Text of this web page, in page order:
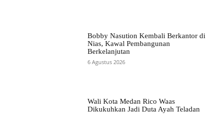
Bobby Nasution Kembali Berkantor di
Nias, Kawal Pembangunan
Berkelanjutan
6 Agustus 2026
Wali Kota Medan Rico Waas
Dikukuhkan Jadi Duta Ayah Teladan